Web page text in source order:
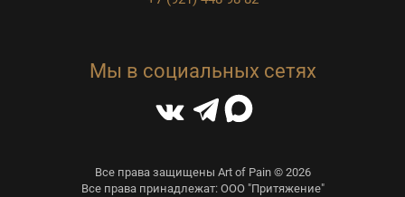
Мы в социальных сетях
Все права защищены Art of Pain © 2026
Все права принадлежат: ООО "Притяжение"